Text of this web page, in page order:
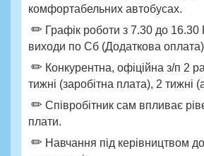
комфортабельних автобусах.
✏ Графік роботи з 7.30 до
виходи по Сб (Додаткова
✏ Конкурентна, офіційна з/п 2
тижні (заробітна плата), 2 тижні
✏ Співробітник сам впливає
плати.
✏ Навчання під керівництвом